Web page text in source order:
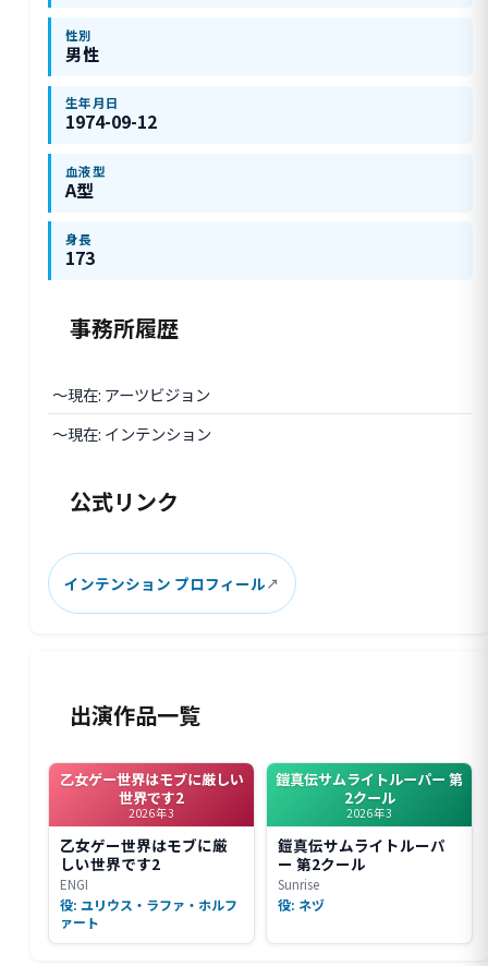
性別
男性
生年月日
1974-09-12
血液型
A型
身長
173
事務所履歴
〜現在: アーツビジョン
〜現在: インテンション
公式リンク
インテンション プロフィール
出演作品一覧
乙女ゲー世界はモブに厳しい
世界です2
2026年3
乙女ゲー世界はモブに厳
しい世界です2
ENGI
役: ユリウス・ラファ・ホルフ
ァート
鎧真伝サムライトルーパー 第
2クール
2026年3
鎧真伝サムライトルーパ
ー 第2クール
Sunrise
役: ネヅ